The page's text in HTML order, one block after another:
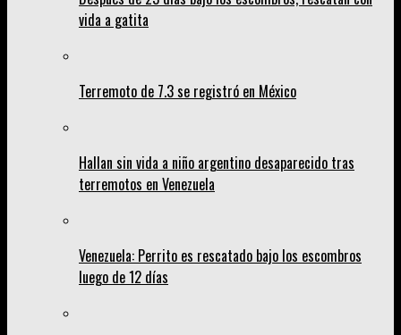
vida a gatita
Terremoto de 7.3 se registró en México
Hallan sin vida a niño argentino desaparecido tras
terremotos en Venezuela
Venezuela: Perrito es rescatado bajo los escombros
luego de 12 días